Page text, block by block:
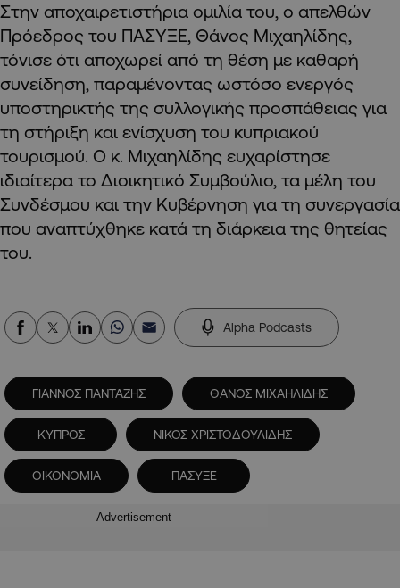
Στην αποχαιρετιστήρια ομιλία του, ο απελθών
Πρόεδρος του ΠΑΣΥΞΕ, Θάνος Μιχαηλίδης,
τόνισε ότι αποχωρεί από τη θέση με καθαρή
συνείδηση, παραμένοντας ωστόσο ενεργός
υποστηρικτής της συλλογικής προσπάθειας για
τη στήριξη και ενίσχυση του κυπριακού
τουρισμού. Ο κ. Μιχαηλίδης ευχαρίστησε
ιδιαίτερα το Διοικητικό Συμβούλιο, τα μέλη του
Συνδέσμου και την Κυβέρνηση για τη συνεργασία
που αναπτύχθηκε κατά τη διάρκεια της θητείας
του.
Alpha Podcasts
ΓΙΑΝΝΟΣ ΠΑΝΤΑΖΗΣ ΘΑΝΟΣ ΜΙΧΑΗΛΙΔΗΣ
ΚΥΠΡΟΣ ΝΙΚΟΣ ΧΡΙΣΤΟΔΟΥΛΙΔΗΣ
ΟΙΚΟΝΟΜΙΑ ΠΑΣΥΞΕ
Advertisement